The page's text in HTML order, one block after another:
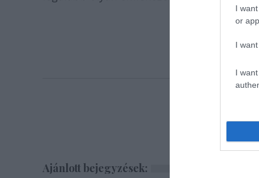
I
or app.
I
I
Ajánlott bejegyzések: